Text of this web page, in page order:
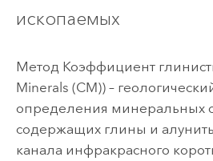
ископаемых
Метод Коэффициент
Minerals (CM)) –
определения минеральных
содержащих глины и
канала инфракрасного